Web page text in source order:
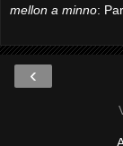
mellon a minno:
‹